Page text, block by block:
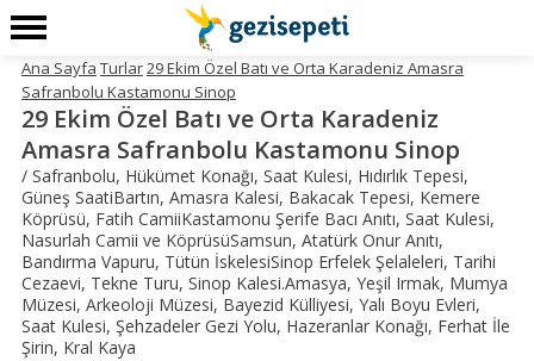
Ana Sayfa Turlar29 Ekim Özel Batı ve Orta Karadeniz Amasra
Safranbolu Kastamonu Sinop
29 Ekim Özel Batı ve Orta Karadeniz
Amasra Safranbolu Kastamonu Sinop
/ Safranbolu, Hükümet Konağı, Saat Kulesi, Hıdırlık Tepesi,
Güneş SaatiBartın, Amasra Kalesi, Bakacak Tepesi, Kemere
Köprüsü, Fatih CamiiKastamonu Şerife Bacı Anıtı, Saat Kulesi,
Nasurlah Camii ve KöprüsüSamsun, Atatürk Onur Anıtı,
Bandırma Vapuru, Tütün İskelesiSinop Erfelek Şelaleleri, Tarihi
Cezaevi, Tekne Turu, Sinop Kalesi.Amasya, Yeşil Irmak, Mumya
Müzesi, Arkeoloji Müzesi, Bayezid Külliyesi, Yalı Boyu Evleri,
Saat Kulesi, Şehzadeler Gezi Yolu, Hazeranlar Konağı, Ferhat İle
Şirin, Kral Kaya